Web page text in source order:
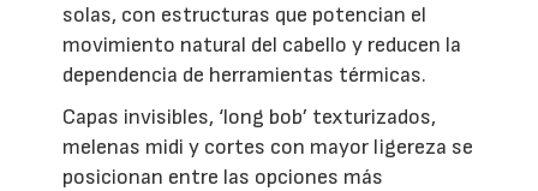
solas, con estructuras que potencian el
movimiento natural del cabello y reducen la
dependencia de herramientas térmicas.
Capas invisibles, ‘long bob’ texturizados,
melenas midi y cortes con mayor ligereza se
posicionan entre las opciones más